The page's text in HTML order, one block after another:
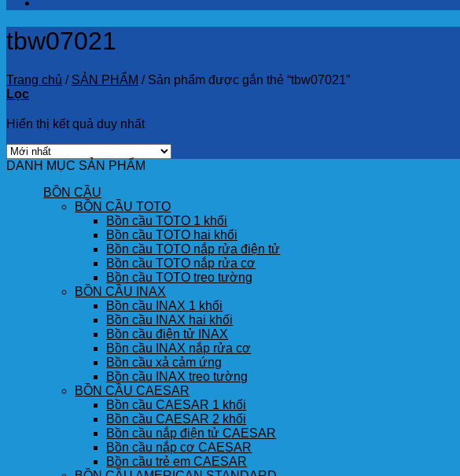
tbw07021
Trang chủ / SẢN PHẨM /Sản phẩm được gắn thẻ “tbw07021”
Lọc
Hiển thị kết quả duy nhất
DANH MỤC SẢN PHẨM
BỒN CẦU
BỒN CẦU TOTO
Bồn cầu TOTO 1 khối
Bồn cầu TOTO hai khối
Bồn cầu TOTO nắp rửa điện tử
Bồn cầu TOTO nắp rửa cơ
Bồn cầu TOTO treo tường
BỒN CẦU INAX
Bồn cầu INAX 1 khối
Bồn cầu INAX hai khối
Bồn cầu điện tử INAX
Bồn cầu INAX nắp rửa cơ
Bồn cầu xả cảm ứng
Bồn cầu INAX treo tường
BỒN CẦU CAESAR
Bồn cầu CAESAR 1 khối
Bồn cầu CAESAR 2 khối
Bồn cầu nắp điện tử CAESAR
Bồn cầu nắp cơ CAESAR
Bồn cầu trẻ em CAESAR